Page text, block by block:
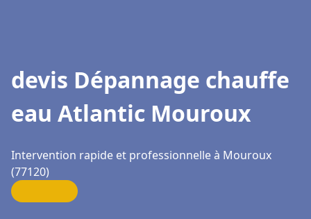
devis Dépannage chauffe
eau Atlantic Mouroux
Intervention rapide et professionnelle à Mouroux
(77120)